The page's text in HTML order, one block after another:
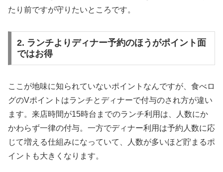
たり前ですが守りたいところです。
2. ランチよりディナー予約のほうがポイント面
ではお得
ここが地味に知られていないポイントなんですが、食べロ
グのVポイントはランチとディナーで付与のされ方が違い
ます。来店時間が15時台までのランチ利用は、人数にか
かわらず一律の付与。一方でディナー利用は予約人数に応
じて増える仕組みになっていて、人数が多いほど貯まるポ
イントも大きくなります。